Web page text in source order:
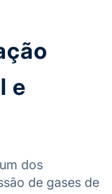
e
dos
de gases de